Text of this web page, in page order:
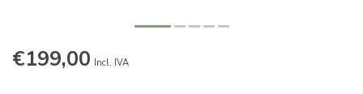
€199,00 Incl. IVA